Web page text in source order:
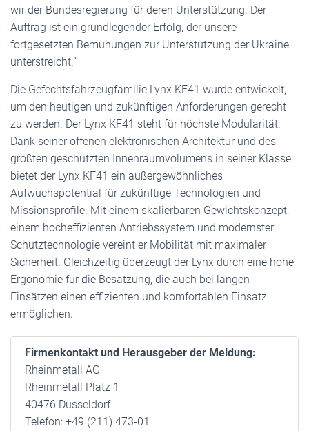
wir der Bundesregierung für deren Unterstützung. Der
Auftrag ist ein grundlegender Erfolg, der unsere
fortgesetzten Bemühungen zur Unterstützung der Ukraine
unterstreicht.“
Die Gefechtsfahrzeugfamilie Lynx KF41 wurde entwickelt,
um den heutigen und zukünftigen Anforderungen gerecht
zu werden. Der Lynx KF41 steht für höchste Modularität.
Dank seiner offenen elektronischen Architektur und des
größten geschützten Innenraumvolumens in seiner Klasse
bietet der Lynx KF41 ein außergewöhnliches
Aufwuchspotential für zukünftige Technologien und
Missionsprofile. Mit einem skalierbaren Gewichtskonzept,
einem hocheffizienten Antriebssystem und modernster
Schutztechnologie vereint er Mobilität mit maximaler
Sicherheit. Gleichzeitig überzeugt der Lynx durch eine hohe
Ergonomie für die Besatzung, die auch bei langen
Einsätzen einen effizienten und komfortablen Einsatz
ermöglichen.
Firmenkontakt und Herausgeber der Meldung:
Rheinmetall AG
Rheinmetall Platz 1
40476 Düsseldorf
Telefon: +49 (211) 473-01